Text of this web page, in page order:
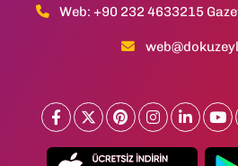
Web: +90 232 4633215